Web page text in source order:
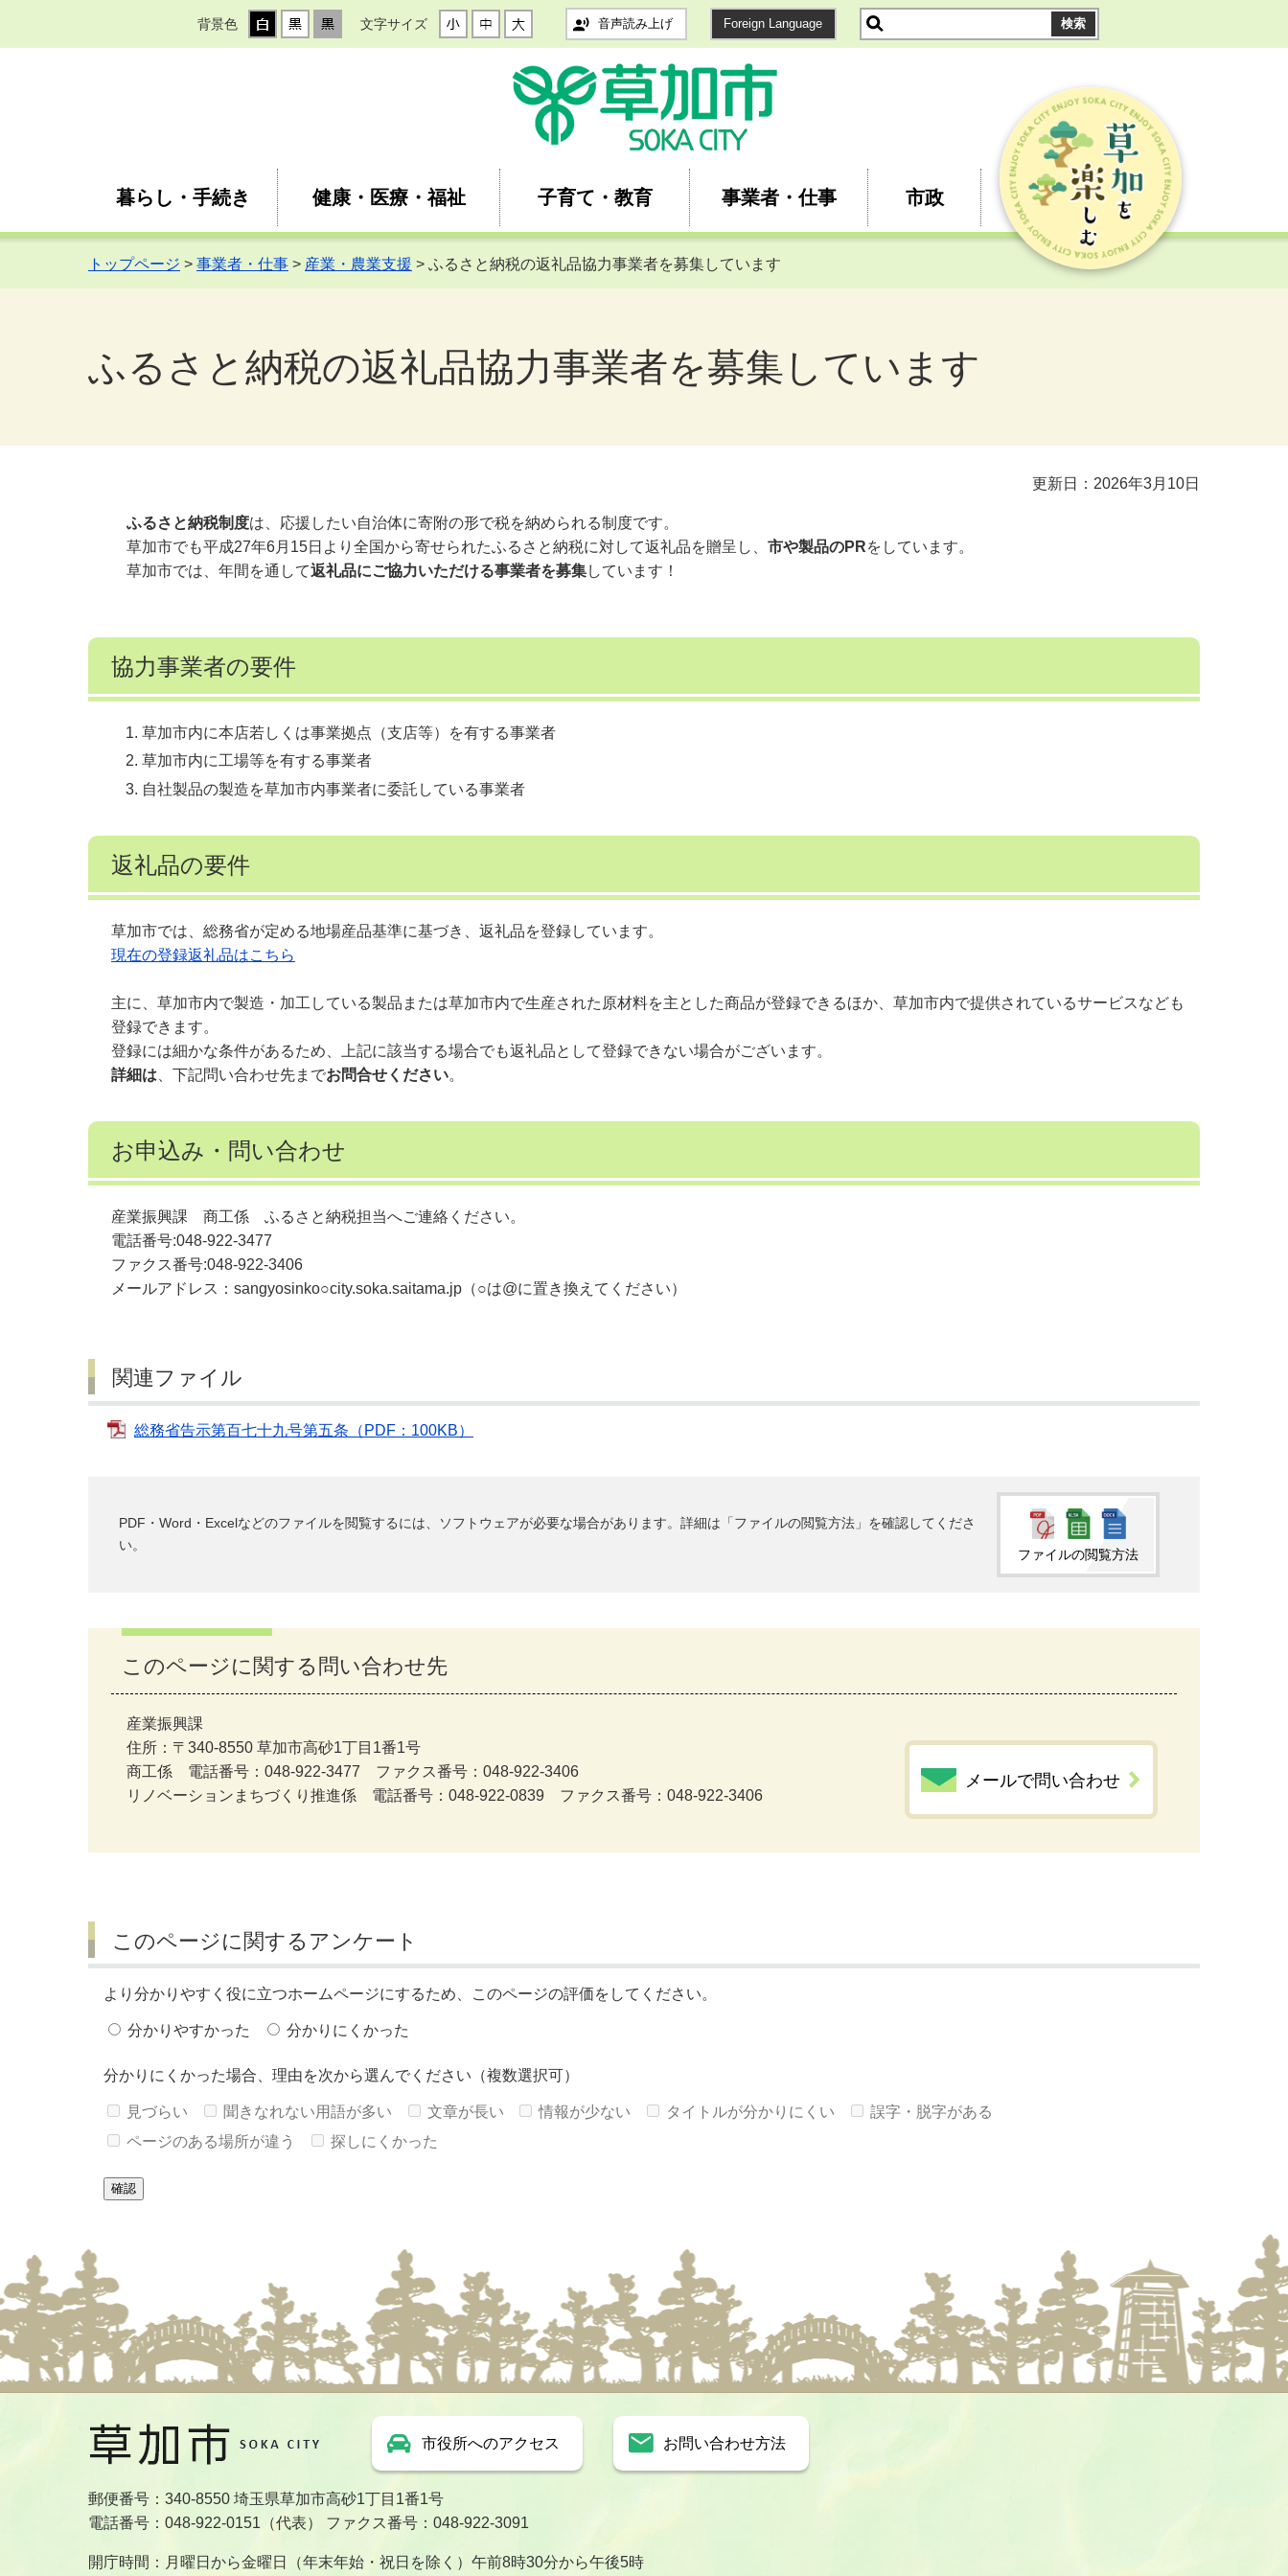
背景色 文字サイズ 音声読み上げ Foreign Language
暮らし・手続き 健康・医療・福祉 子育て・教育 事業者・仕事 市政
トップページ > 事業者・仕事 > 産業・農業支援 > ふるさと納税の返礼品協力事業者を募集しています
ふるさと納税の返礼品協力事業者を募集しています
更新日：2026年3月10日
ふるさと納税制度は、応援したい自治体に寄附の形で税を納められる制度です。
草加市でも平成27年6月15日より全国から寄せられたふるさと納税に対して返礼品を贈呈し、 市や製品のPRをしています。
草加市では、年間を通して返礼品にご協力いただける事業者を募集しています！
協力事業者の要件
草加市内に本店若しくは事業拠点（支店等）を有する事業者
草加市内に工場等を有する事業者
自社製品の製造を草加市内事業者に委託している事業者
返礼品の要件
草加市では、総務省が定める地場産品基準に基づき、返礼品を登録しています。
現在の登録返礼品はこちら
主に、草加市内で製造・加工している製品または草加市内で生産された原材料を主とした商品が登録できるほか、草加市内で提供されているサービスなども
登録できます。
登録には細かな条件があるため、上記に該当する場合でも返礼品として登録できない場合がございます。
詳細は 、下記問い合わせ先までお問合せください。
お申込み・問い合わせ
産業振興課 商工係 ふるさと納税担当へご連絡ください。
電話番号:048-922-3477
ファクス番号:048-922-3406
メールアドレス：sangyosinko○city.soka.saitama.jp（○は@に置き換えてください）
関連ファイル
総務省告示第百七十九号第五条（PDF：100KB）
PDF・Word・Excelなどのファイルを閲覧するには、ソフトウェアが必要な場合があります。詳細は「ファイルの閲覧方法」を確認してくださ
い。
ファイルの閲覧方法
このページに関する問い合わせ先
産業振興課
住所：〒340-8550 草加市高砂1丁目1番1号
商工係 電話番号：048-922-3477 ファクス番号：048-922-3406
リノベーションまちづくり推進係 電話番号：048-922-0839 ファクス番号：048-922-3406
メールで問い合わせ
このページに関するアンケート
より分かりやすく役に立つホームページにするため、このページの評価をしてください。
分かりやすかった 分かりにくかった
分かりにくかった場合、理由を次から選んでください（複数選択可）
見づらい 聞きなれない用語が多い 文章が長い 情報が少ない タイトルが分かりにくい
誤字・脱字がある
ページのある場所が違う
探しにくかった
郵便番号：340-8550 埼玉県草加市高砂1丁目1番1号
電話番号：048-922-0151（代表） ファクス番号：048-922-3091
開庁時間：月曜日から金曜日（年末年始・祝日を除く）午前8時30分から午後5時
市役所へのアクセス お問い合わせ方法